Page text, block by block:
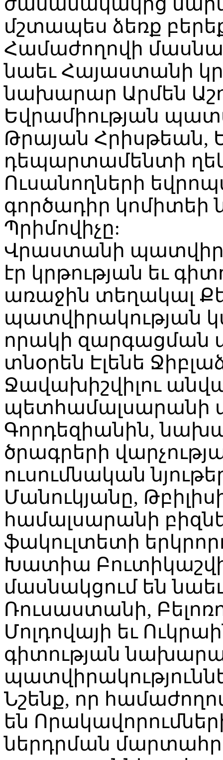
մշտապես ձեռք
Համաժողովի
նաեւ Հայաստանի
նախարար Արմեն
Եվրամիության
Թրայան Հրիսթեան,
դեպարտամենտի
Ուսանողների
գործադիր
Պրիմովիչը:
Վրաստանի
էր կրթության եւ
առաջին տեղակալ
պատվիրակության
որակի զարգացման
տնօրեն Էլենե
Ջավախիշվիլու
պետհամալսարանի
Գորդեզիանին,
ծրագրերի
ուսումնական
Մանուկյանը,
համալսարանի
ֆակուլտետի
Խատիա
մասնակցում են
Ռուսաստանի,
Մոլդովայի եւ
գիտության
Նշենք, որ
են
ներդրման